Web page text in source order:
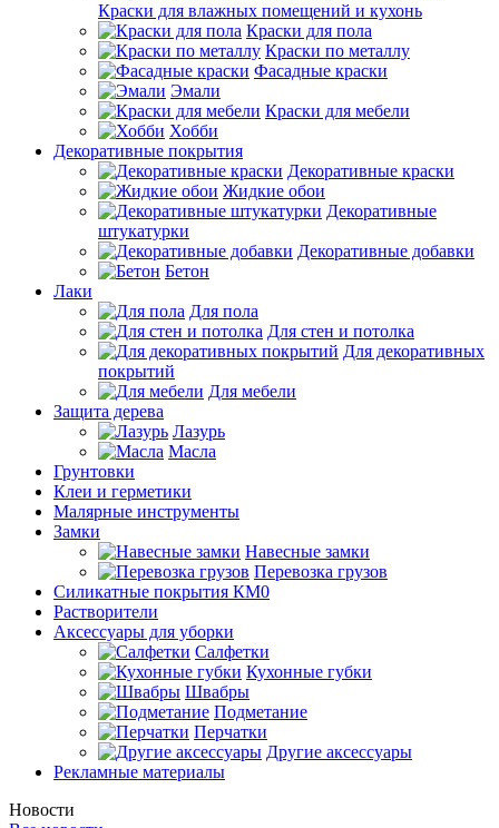
Краски для влажных помещений и кухонь
Краски для пола
Краски по металлу
Фасадные краски
Эмали
Краски для мебели
Хобби
Декоративные покрытия
Декоративные краски
Жидкие обои
Декоративные
штукатурки
Декоративные добавки
Бетон
Лаки
Для пола
Для стен и потолка
Для декоративных
покрытий
Для мебели
Защита дерева
Лазурь
Масла
Грунтовки
Клеи и герметики
Малярные инструменты
Замки
Навесные замки
Перевозка грузов
Силикатные покрытия КМ0
Растворители
Аксессуары для уборки
Салфетки
Кухонные губки
Швабры
Подметание
Перчатки
Другие аксессуары
Рекламные материалы
Новости